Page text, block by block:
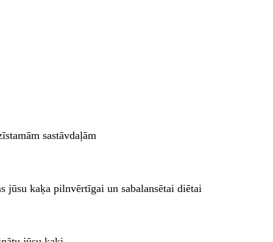
sastāvdaļām
jūsu kaķa pilnvērtīgai un sabalansētai diētai